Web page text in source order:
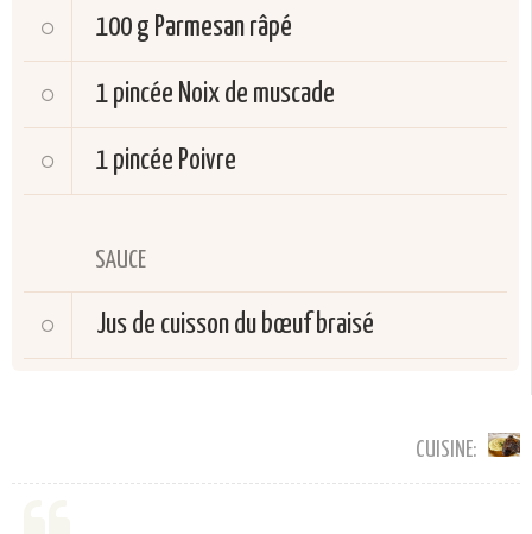
100 g Parmesan râpé
1 pincée Noix de muscade
1 pincée Poivre
SAUCE
Jus de cuisson du bœuf braisé
CUISINE: